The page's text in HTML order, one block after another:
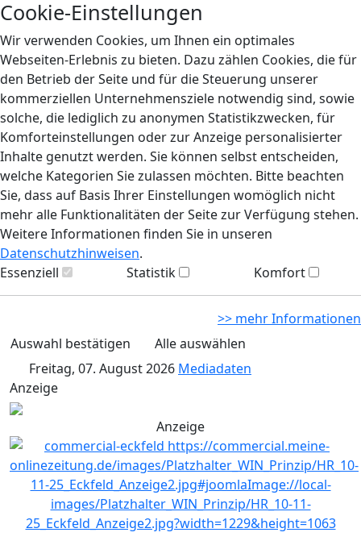
Cookie-Einstellungen
Wir verwenden Cookies, um Ihnen ein optimales
Webseiten-Erlebnis zu bieten. Dazu zählen Cookies, die für
den Betrieb der Seite und für die Steuerung unserer
kommerziellen Unternehmensziele notwendig sind, sowie
solche, die lediglich zu anonymen Statistikzwecken, für
Komforteinstellungen oder zur Anzeige personalisierter
Inhalte genutzt werden. Sie können selbst entscheiden,
welche Kategorien Sie zulassen möchten. Bitte beachten
Sie, dass auf Basis Ihrer Einstellungen womöglich nicht
mehr alle Funktionalitäten der Seite zur Verfügung stehen.
Weitere Informationen finden Sie in unseren
Datenschutzhinweisen.
Essenziell
Statistik Komfort
>> mehr Informationen
Auswahl bestätigen
Alle auswählen
Freitag, 07. August 2026 Mediadaten
Anzeige
Anzeige